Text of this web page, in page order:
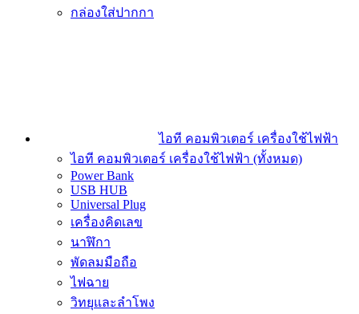
กล่องใส่ปากกา
ไอที คอมพิวเตอร์ เครื่องใช้ไฟฟ้า
ไอที คอมพิวเตอร์ เครื่องใช้ไฟฟ้า (ทั้งหมด)
Power Bank
USB HUB
Universal Plug
เครื่องคิดเลข
นาฬิกา
พัดลมมือถือ
ไฟฉาย
วิทยุและลำโพง